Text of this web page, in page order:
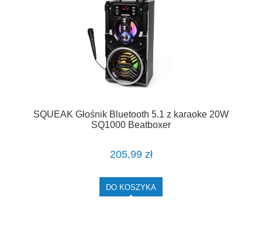
SQUEAK Głośnik Bluetooth 5.1 z karaoke 20W
SQ1000 Beatboxer
205,99 zł
DO KOSZYKA